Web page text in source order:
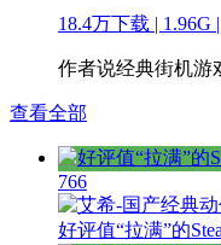
18.4万下载 | 1.96G
作者说经典街机游
查看全部
766
好评值“拉满”的